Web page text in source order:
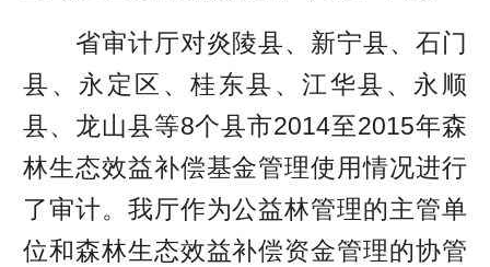
省审计厅对炎陵县、新宁县、石门
县、永定区、桂东县、江华县、永顺
县、龙山县等8个县市2014至2015年森
林生态效益补偿基金管理使用情况进行
了审计。我厅作为公益林管理的主管单
位和森林生态效益补偿资金管理的协管